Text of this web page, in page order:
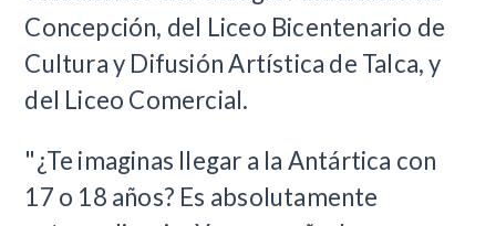
Concepción, del Liceo Bicentenario de
Cultura y Difusión Artística de Talca, y
del Liceo Comercial.
"¿Te imaginas llegar a la Antártica con
17 o 18 años? Es absolutamente